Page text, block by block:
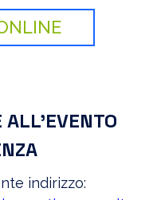
indirizzo: